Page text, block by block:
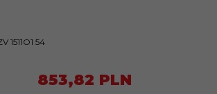
1511O1 54
853,82 PLN